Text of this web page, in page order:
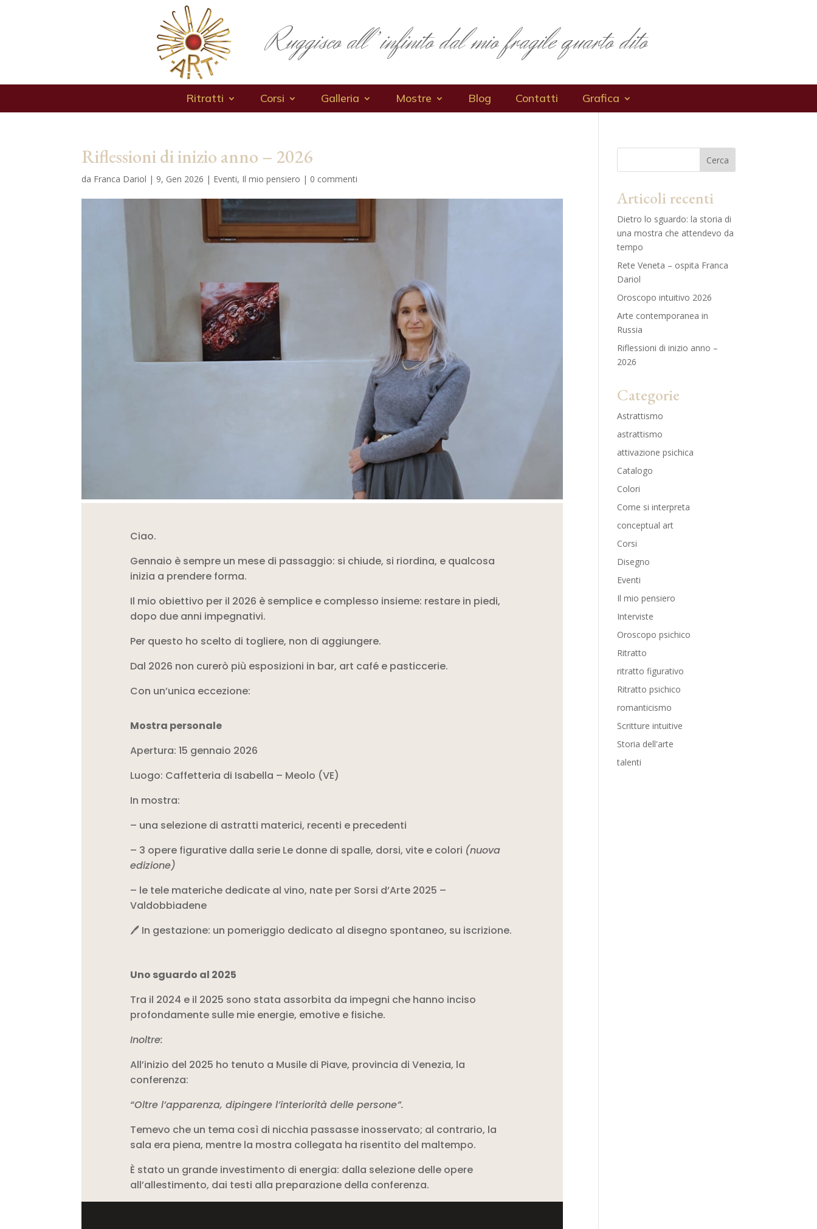
Ruggisco all’infinito dal mio fragile quarto dito
Ritratti Corsi Galleria Mostre Blog Contatti Grafica
Riflessioni di inizio anno – 2026
da Franca Dariol | 9, Gen 2026 | Eventi, Il mio pensiero | 0 commenti
Ciao.
Gennaio è sempre un mese di passaggio: si chiude, si riordina, e qualcosa
inizia a prendere forma.
Il mio obiettivo per il 2026 è semplice e complesso insieme: restare in piedi,
dopo due anni impegnativi.
Per questo ho scelto di togliere, non di aggiungere.
Dal 2026 non curerò più esposizioni in bar, art café e pasticcerie.
Con un’unica eccezione:
Mostra personale
Apertura: 15 gennaio 2026
Luogo: Caffetteria di Isabella – Meolo (VE)
In mostra:
– una selezione di astratti materici, recenti e precedenti
– 3 opere figurative dalla serie Le donne di spalle, dorsi, vite e colori (nuova
edizione)
– le tele materiche dedicate al vino, nate per Sorsi d’Arte 2025 –
Valdobbiadene
🖊 In gestazione: un pomeriggio dedicato al disegno spontaneo, su iscrizione.
Uno sguardo al 2025
Tra il 2024 e il 2025 sono stata assorbita da impegni che hanno inciso
profondamente sulle mie energie, emotive e fisiche.
Inoltre:
All’inizio del 2025 ho tenuto a Musile di Piave, provincia di Venezia, la
conferenza:
“Oltre l’apparenza, dipingere l’interiorità delle persone”.
Temevo che un tema così di nicchia passasse inosservato; al contrario, la
sala era piena, mentre la mostra collegata ha risentito del maltempo.
È stato un grande investimento di energia: dalla selezione delle opere
all’allestimento, dai testi alla preparazione della conferenza.
Cerca
Articoli recenti
Dietro lo sguardo: la storia di
una mostra che attendevo da
tempo
Rete Veneta – ospita Franca
Dariol
Oroscopo intuitivo 2026
Arte contemporanea in
Russia
Riflessioni di inizio anno –
2026
Categorie
Astrattismo
astrattismo
attivazione psichica
Catalogo
Colori
Come si interpreta
conceptual art
Corsi
Disegno
Eventi
Il mio pensiero
Interviste
Oroscopo psichico
Ritratto
ritratto figurativo
Ritratto psichico
romanticismo
Scritture intuitive
Storia dell'arte
talenti